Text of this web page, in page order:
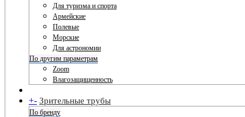
Для туризма и спорта
Армейские
Полевые
Морские
Для астрономии
По другим параметрам
Zoom
Влагозащищенность
+- Зрительные трубы
По бренду